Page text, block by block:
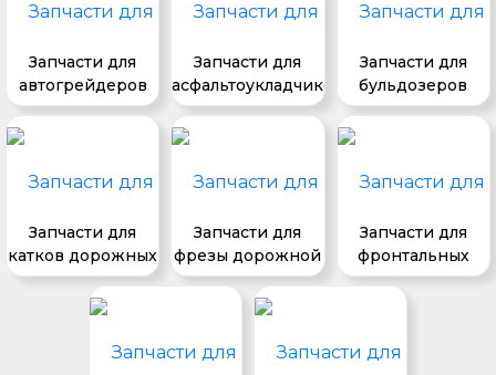
Запчасти для
автогрейдеров
Запчасти для
асфальтоукладчиков
Запчасти для
бульдозеров
Запчасти для
катков дорожных
Запчасти для
фрезы дорожной
Запчасти для
фронтальных
погрузчиков